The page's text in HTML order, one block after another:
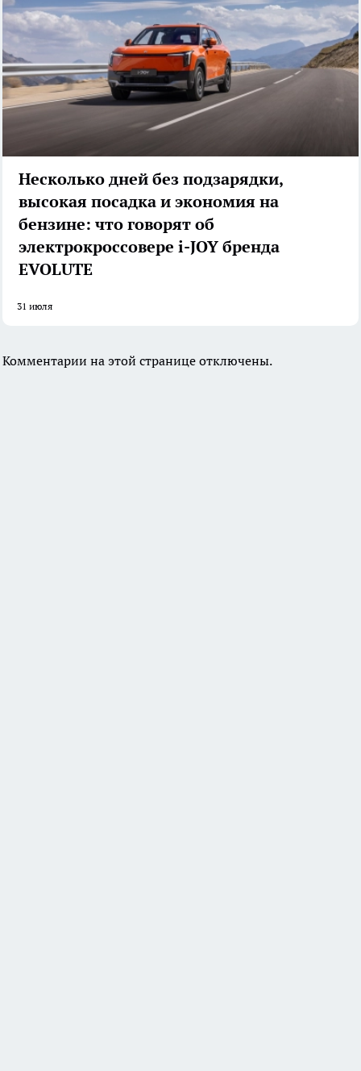
Несколько дней без подзарядки,
высокая посадка и экономия на
бензине: что говорят об
электрокроссовере i-JOY бренда
EVOLUTE
31 июля
Комментарии на этой странице отключены.